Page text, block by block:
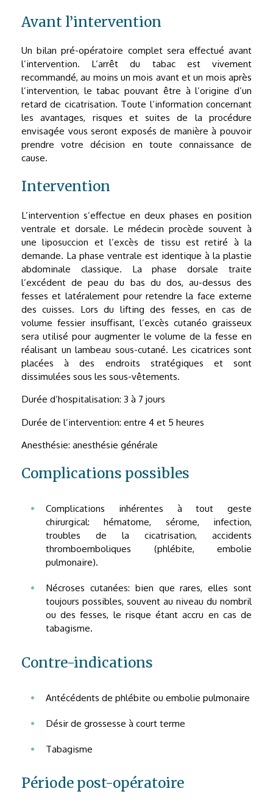
Avant l’intervention
Un bilan pré-opératoire complet sera effectué avant
l’intervention. L’arrêt du tabac est vivement
recommandé, au moins un mois avant et un mois après
l’intervention, le tabac pouvant être à l’origine d’un
retard de cicatrisation. Toute l’information concernant
les avantages, risques et suites de la procédure
envisagée vous seront exposés de manière à pouvoir
prendre votre décision en toute connaissance de
cause.
Intervention
L’intervention s’effectue en deux phases en position
ventrale et dorsale. Le médecin procède souvent à
une liposuccion et l’excès de tissu est retiré à la
demande. La phase ventrale est identique à la plastie
abdominale classique. La phase dorsale traite
l’excédent de peau du bas du dos, au-dessus des
fesses et latéralement pour retendre la face externe
des cuisses. Lors du lifting des fesses, en cas de
volume fessier insuffisant, l’excès cutanéo graisseux
sera utilisé pour augmenter le volume de la fesse en
réalisant un lambeau sous-cutané. Les cicatrices sont
placées à des endroits stratégiques et sont
dissimulées sous les sous-vêtements.
Durée d’hospitalisation: 3 à 7 jours
Durée de l’intervention: entre 4 et 5 heures
Anesthésie: anesthésie générale
Complications possibles
Complications inhérentes à tout geste
chirurgical: hématome, sérome, infection,
troubles de la cicatrisation, accidents
thromboemboliques (phlébite, embolie
pulmonaire).
Nécroses cutanées: bien que rares, elles sont
toujours possibles, souvent au niveau du nombril
ou des fesses, le risque étant accru en cas de
tabagisme.
Contre-indications
Antécédents de phlébite ou embolie pulmonaire
Désir de grossesse à court terme
Tabagisme
Période post-opératoire